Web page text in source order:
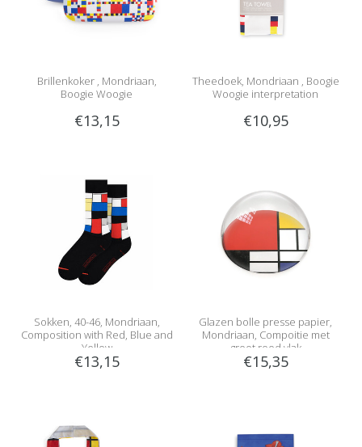
Brillenkoker , Mondriaan,
Boogie Woogie
€13,15
Theedoek, Mondriaan , Boogie
Woogie interpretation
€10,95
Sokken, 40-46, Mondriaan,
Composition with Red, Blue and
Yellow
€13,15
Glazen bolle presse papier,
Mondriaan, Compoitie met
groot rood vlak
€15,35